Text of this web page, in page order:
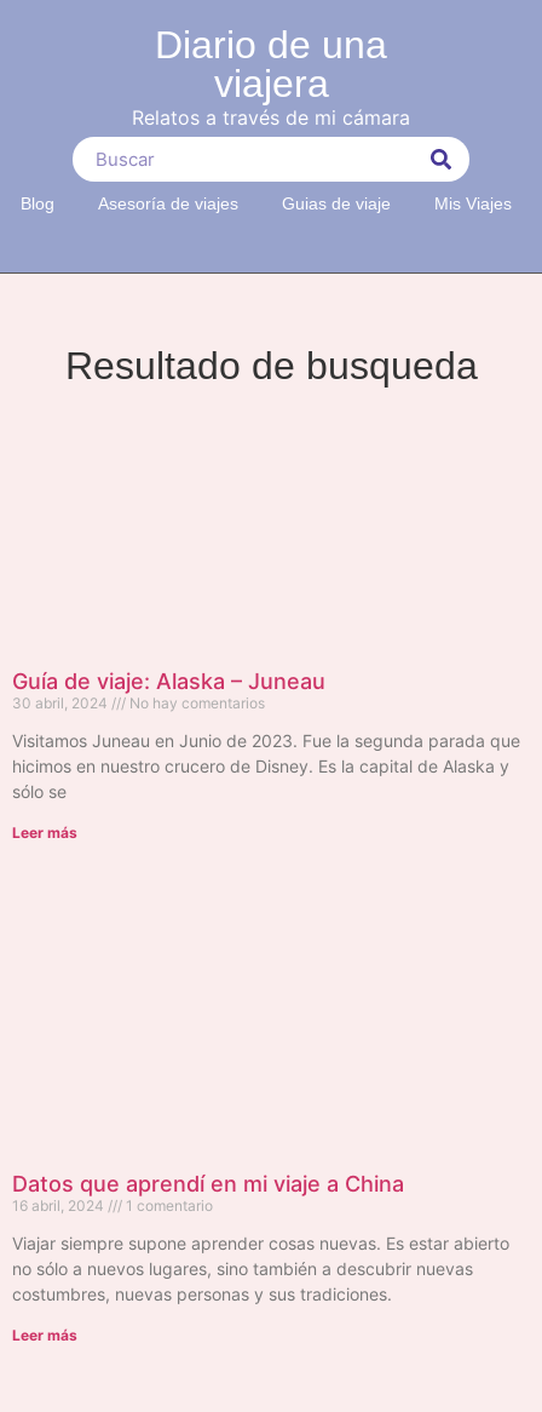
Diario de una
viajera
Relatos a través de mi cámara
Blog Asesoría de viajes Guias de viaje Mis Viajes
Resultado de busqueda
Guía de viaje: Alaska – Juneau
30 abril, 2024 No hay comentarios
Visitamos Juneau en Junio de 2023. Fue la segunda parada que
hicimos en nuestro crucero de Disney. Es la capital de Alaska y
sólo se
Leer más
Datos que aprendí en mi viaje a China
16 abril, 2024 1 comentario
Viajar siempre supone aprender cosas nuevas. Es estar abierto
no sólo a nuevos lugares, sino también a descubrir nuevas
costumbres, nuevas personas y sus tradiciones.
Leer más